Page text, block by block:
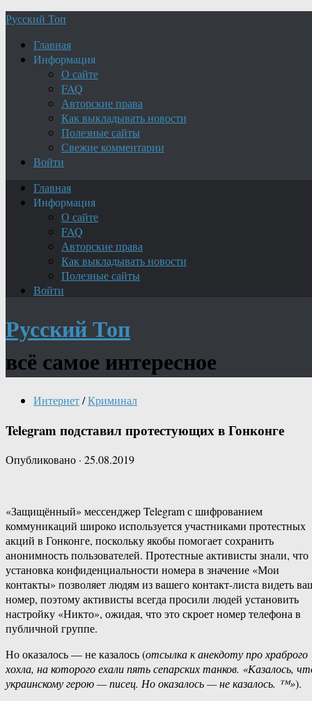
Русский Топ
Главная
Информация
О сайте
FAQ
Авторские права
Как выкладывать новости
Полезные сайты
Свежие комментарии
Войти
Главная
Информация
О сайте
FAQ
Авторские права
Как выкладывать новости
Полезные сайты
Войти
Русский Топ
всё самое интересное
Интернет/Криминал
Telegram подставил протестующих в Гонконге
Опубликовано · 25.08.2019
«Защищённый» мессенджер Telegram с шифрованием
коммуникаций широко используется участниками протестных
акций в Гонконге, поскольку якобы помогает сохранить
анонимность пользователей. Протестные активисты знали, что
установка конфиденциальности номера в значение «Мои
контакты» позволяет людям из вашего контакт-листа видеть
номер, поэтому активисты всегда просили людей установить
настройку «Никто», ожидая, что это скроет номер телефона в
публичной группе.
Но оказалось — не казалось (отсылка к анекдоту про храброго
хохла, на которого ехали пять сепарских танков. «Казалось,
украинскому герою — писец. Но оказалось — не казалось. ™»).